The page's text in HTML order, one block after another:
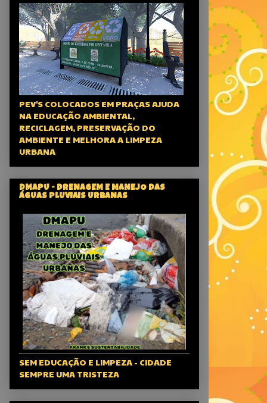
PEV'S COLOCADOS EM PRAÇAS AJUDA
NA EDUCAÇÃO AMBIENTAL,
RECICLAGEM, PRESERVAÇÃO DO
AMBIENTE E MELHORA A LIMPEZA
URBANA
DMAPU - DRENAGEM E MANEJO DAS
ÁGUAS PLUVIAIS URBANAS
SEM EDUCAÇÃO E LIMPEZA - CIDADE
SEMPRE UMA TRISTEZA